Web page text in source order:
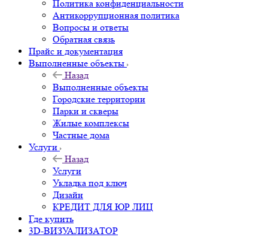
Политика конфиденциальности
Антикоррупционная политика
Вопросы и ответы
Обратная связь
Прайс и документация
Выполненные объекты
Назад
Выполненные объекты
Городские территории
Парки и скверы
Жилые комплексы
Частные дома
Услуги
Назад
Услуги
Укладка под ключ
Дизайн
КРЕДИТ ДЛЯ ЮР ЛИЦ
Где купить
3D-ВИЗУАЛИЗАТОР